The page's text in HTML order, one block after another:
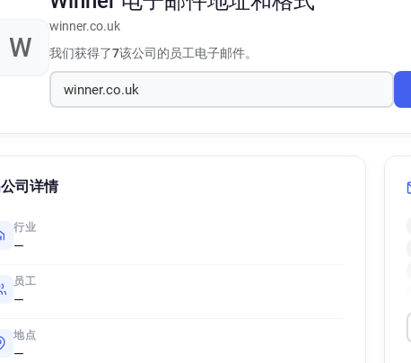
W
winner.co.uk
我们获得了7该公司的员工电子邮件。
公司详情
行业
—
员工
—
地点
—